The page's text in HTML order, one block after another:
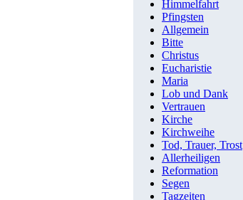
Himmelfahrt
Pfingsten
Allgemein
Bitte
Christus
Eucharistie
Maria
Lob und Dank
Vertrauen
Kirche
Kirchweihe
Tod, Trauer, Trost
Allerheiligen
Reformation
Segen
Tagzeiten